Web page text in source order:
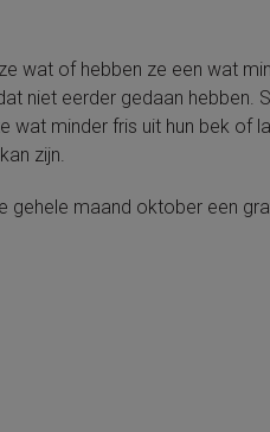
wat of hebben ze een wat
niet eerder gedaan hebben.
wat minder fris uit hun bek of
zijn.
gehele maand oktober een